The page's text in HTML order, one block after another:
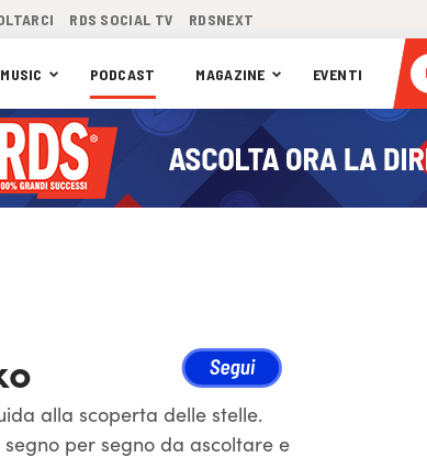
RDS SOCIAL TV RDSNEXT
MUSIC PODCAST MAGAZINE EVENTI
alla scoperta delle stelle.
per segno da ascoltare e